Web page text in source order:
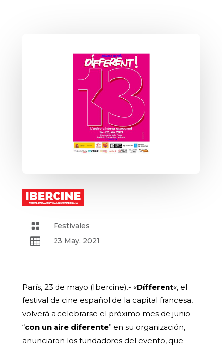
 Festivales
 23 May, 2021
París, 23 de mayo (Ibercine).- «Dífferent«, el
festival de cine español de la capital francesa,
volverá a celebrarse el próximo mes de junio
“con un aire diferente” en su organización,
anunciaron los fundadores del evento, que